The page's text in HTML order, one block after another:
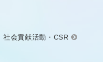
社会貢献活動・CSR